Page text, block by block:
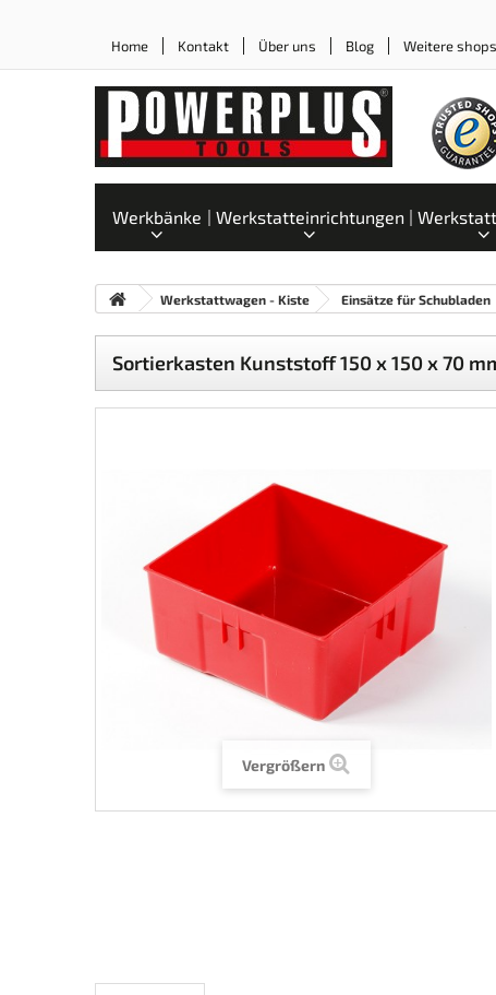
Home Kontakt Über uns Blog Weitere shops
Werkbänke Werkstatteinrichtungen
Werkstattwagen - Kiste Einsätze für Schubladen
Sortierkasten Kunststoff 150 x 150 x 70
Vergrößern